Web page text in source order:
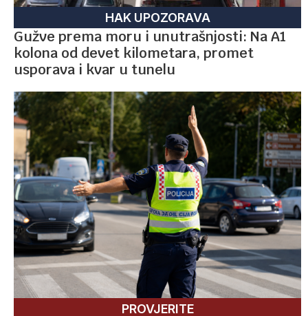
HAK UPOZORAVA
Gužve prema moru i unutrašnjosti: Na A1
kolona od devet kilometara, promet
usporava i kvar u tunelu
PROVJERITE